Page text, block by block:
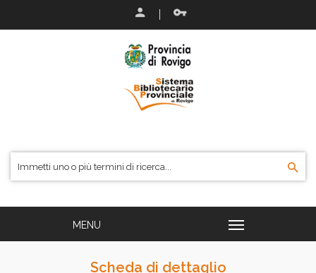
Scheda di dettaglio